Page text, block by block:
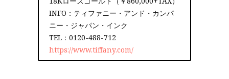
INFO：ティファニー・アンド・カンパ
ニー・ジャパン・インク
TEL：0120-488-712
https://www.tiffany.com/